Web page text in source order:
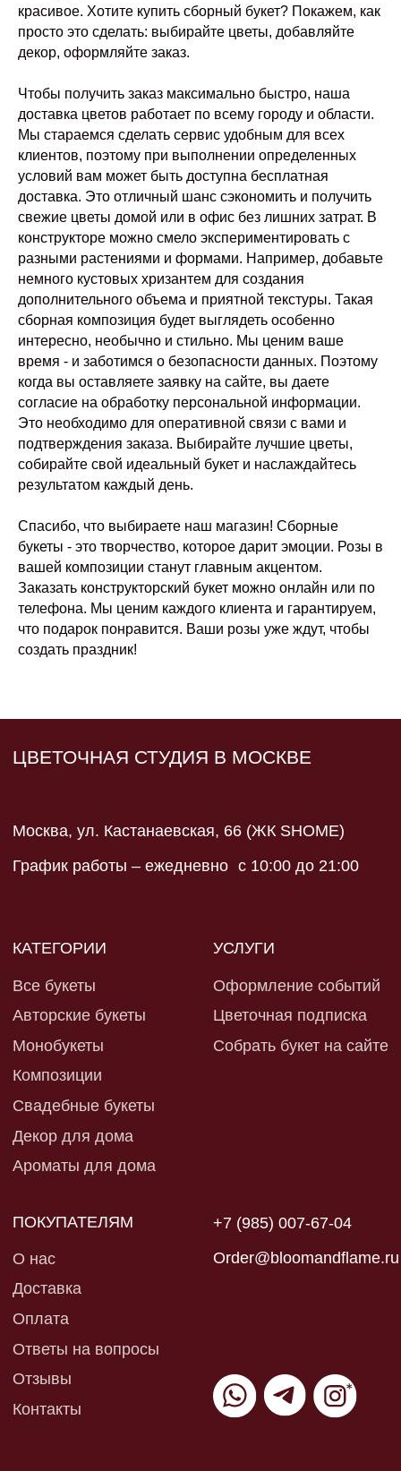
красивое. Хотите купить сборный букет? Покажем, как
просто это сделать: выбирайте цветы, добавляйте
декор, оформляйте заказ.
Чтобы получить заказ максимально быстро, наша
доставка цветов работает по всему городу и области.
Мы стараемся сделать сервис удобным для всех
клиентов, поэтому при выполнении определенных
условий вам может быть доступна бесплатная
доставка. Это отличный шанс сэкономить и получить
свежие цветы домой или в офис без лишних затрат. В
конструкторе можно смело экспериментировать с
разными растениями и формами. Например, добавьте
немного кустовых хризантем для создания
дополнительного объема и приятной текстуры. Такая
сборная композиция будет выглядеть особенно
интересно, необычно и стильно. Мы ценим ваше
время - и заботимся о безопасности данных. Поэтому
когда вы оставляете заявку на сайте, вы даете
согласие на обработку персональной информации.
Это необходимо для оперативной связи с вами и
подтверждения заказа. Выбирайте лучшие цветы,
собирайте свой идеальный букет и наслаждайтесь
результатом каждый день.
Спасибо, что выбираете наш магазин! Сборные
букеты - это творчество, которое дарит эмоции. Розы в
вашей композиции станут главным акцентом.
Заказать конструкторский букет можно онлайн или по
телефона. Мы ценим каждого клиента и гарантируем,
что подарок понравится. Ваши розы уже ждут, чтобы
создать праздник!